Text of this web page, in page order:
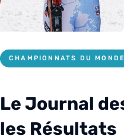
CHAMPIONNATS DU
Le Journal
les Résultats